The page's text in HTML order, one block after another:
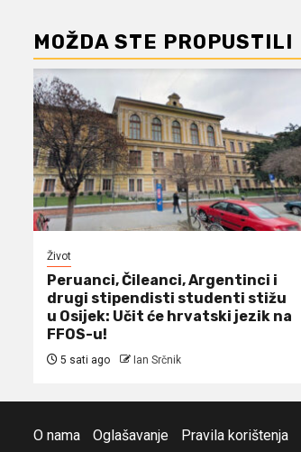
MOŽDA STE PROPUSTILI
Život
Peruanci, Čileanci, Argentinci i
drugi stipendisti studenti stižu
u Osijek: Učit će hrvatski jezik na
FFOS-u!
5 sati ago Ian Srčnik
O nama Oglašavanje Pravila korištenja